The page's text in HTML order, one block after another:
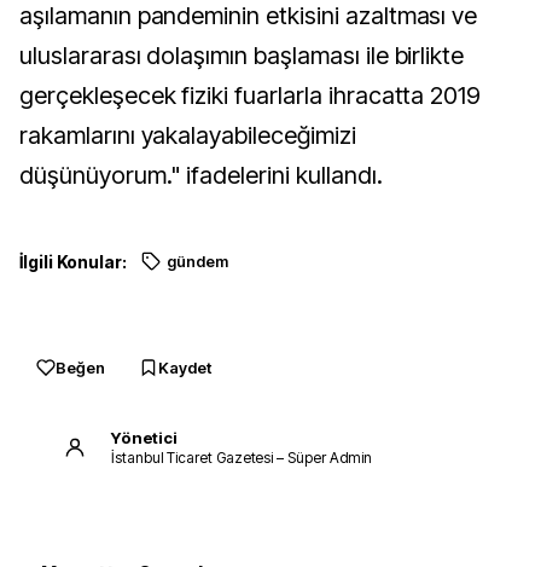
aşılamanın pandeminin etkisini azaltması ve
uluslararası dolaşımın başlaması ile birlikte
gerçekleşecek fiziki fuarlarla ihracatta 2019
rakamlarını yakalayabileceğimizi
düşünüyorum." ifadelerini kullandı.
İlgili Konular: gündem
Beğen Kaydet
Yönetici
İstanbul Ticaret Gazetesi – Süper Admin